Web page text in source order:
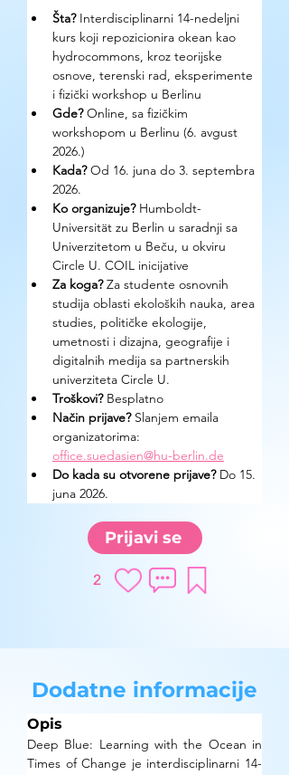
Šta? Interdisciplinarni 14-nedeljni
kurs koji repozicionira okean kao
hydrocommons, kroz teorijske
osnove, terenski rad, eksperimente
i fizički workshop u Berlinu
Gde? Online, sa fizičkim
workshopom u Berlinu (6. avgust
2026.)
Kada? Od 16. juna do 3. septembra
2026.
Ko organizuje? Humboldt-
Universität zu Berlin u saradnji sa
Univerzitetom u Beču, u okviru
Circle U. COIL inicijative
Za koga? Za studente osnovnih
studija oblasti ekoloških nauka, area
studies, političke ekologije,
umetnosti i dizajna, geografije i
digitalnih medija sa partnerskih
univerziteta Circle U.
Troškovi? Besplatno
Način prijave? Slanjem emaila
organizatorima:
office.suedasien@hu-berlin.de
Do kada su otvorene prijave? Do 15.
juna 2026.
Prijavi se
2
Dodatne informacije
Opis
Deep Blue: Learning with the Ocean in
Times of Change je interdisciplinarni 14-